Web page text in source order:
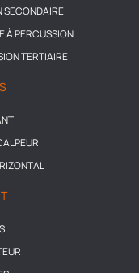
SECONDAIRE
À PERCUSSION
TERTIAIRE